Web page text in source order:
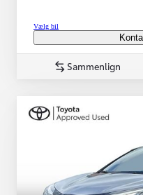
Vælg bil
Sammenlign